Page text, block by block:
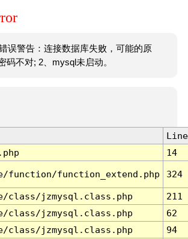
误警告：连接数据库失败，可能的原
码不对; 2、mysql未启动。
Line
14
function/function_extend.php 324
class/jzmysql.class.php
211
class/jzmysql.class.php
62
class/jzmysql.class.php
94